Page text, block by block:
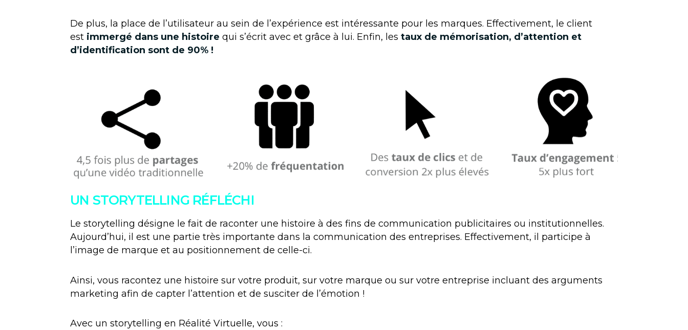
De plus, la place de l’utilisateur au sein de l’expérience est intéressante pour les marques. Effectivement, le client
est immergé dans une histoire qui s’écrit avec et grâce à lui. Enfin, les taux de mémorisation, d’attention et
d’identification sont de 90% !
UN STORYTELLING RÉFLÉCHI
Le storytelling désigne le fait de raconter une histoire à des fins de communication publicitaires ou institutionnelles.
Aujourd’hui, il est une partie très importante dans la communication des entreprises. Effectivement, il participe à
l’image de marque et au positionnement de celle-ci.
Ainsi, vous racontez une histoire sur votre produit, sur votre marque ou sur votre entreprise incluant des arguments
marketing afin de capter l’attention et de susciter de l’émotion !
Avec un storytelling en Réalité Virtuelle, vous :